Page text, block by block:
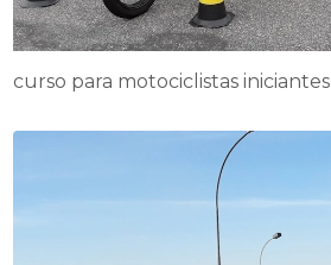
curso para motociclistas iniciantes